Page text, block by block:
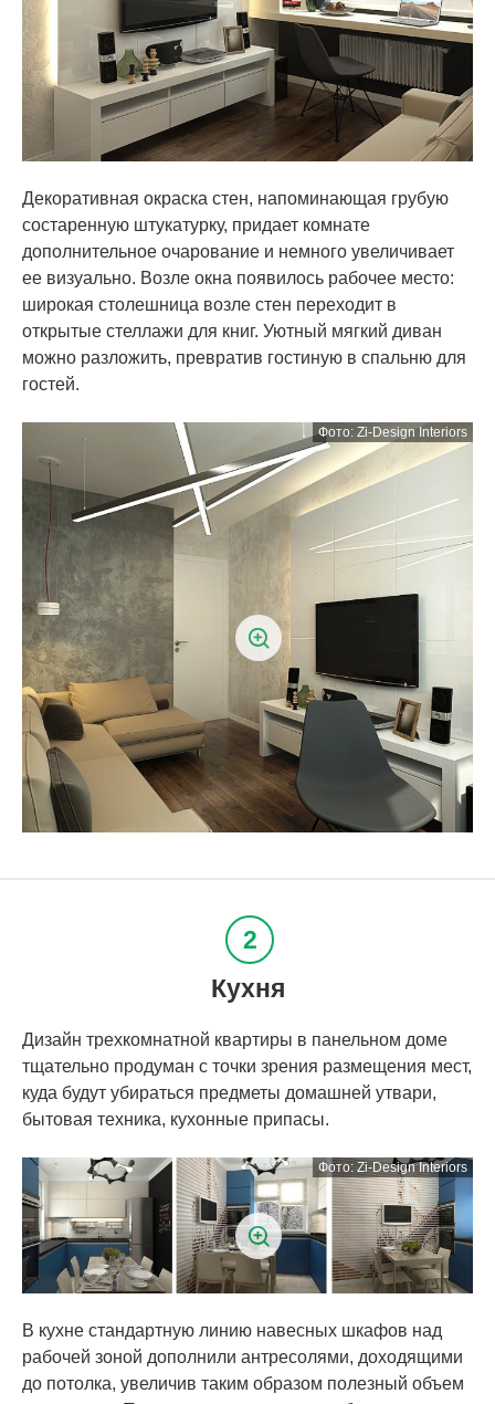
Декоративная окраска стен, напоминающая грубую
состаренную штукатурку, придает комнате
дополнительное очарование и немного увеличивает
ее визуально. Возле окна появилось рабочее место:
широкая столешница возле стен переходит в
открытые стеллажи для книг. Уютный мягкий диван
можно разложить, превратив гостиную в спальню для
гостей.
Кухня
Дизайн трехкомнатной квартиры в панельном доме
тщательно продуман с точки зрения размещения мест,
куда будут убираться предметы домашней утвари,
бытовая техника, кухонные припасы.
В кухне стандартную линию навесных шкафов над
рабочей зоной дополнили антресолями, доходящими
до потолка, увеличив таким образом полезный объем